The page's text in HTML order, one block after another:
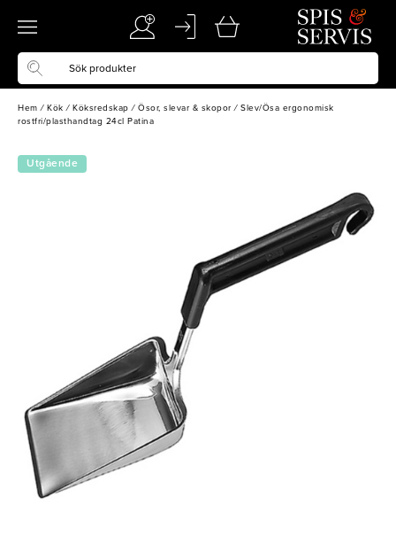
Hem / Kök / Köksredskap / Ösor, slevar & skopor / Slev/Ösa ergonomisk
rostfri/plasthandtag 24cl Patina
Utgående